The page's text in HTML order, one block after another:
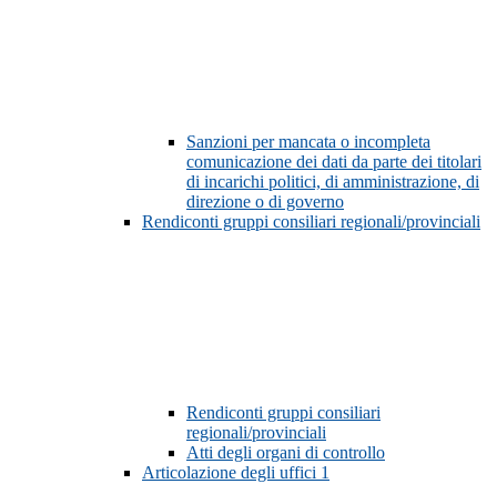
Sanzioni per mancata o incompleta
comunicazione dei dati da parte dei titolari
di incarichi politici, di amministrazione, di
direzione o di governo
Rendiconti gruppi consiliari regionali/provinciali
Rendiconti gruppi consiliari
regionali/provinciali
Atti degli organi di controllo
Articolazione degli uffici 1